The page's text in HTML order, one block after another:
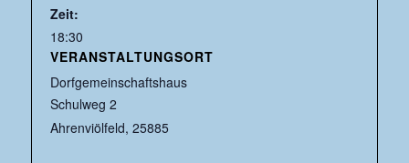
Zeit:
18:30
VERANSTALTUNGSORT
Dorfgemeinschaftshaus
Schulweg 2
Ahrenviölfeld, 25885